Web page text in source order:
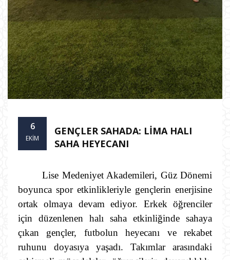
6
EKIM
GENÇLER SAHADA: LİMA HALI
SAHA HEYECANI
Lise Medeniyet Akademileri, Güz Dönemi
boyunca spor etkinlikleriyle gençlerin enerjisine
ortak olmaya devam ediyor. Erkek öğrenciler
için düzenlenen halı saha etkinliğinde sahaya
çıkan gençler, futbolun heyecanı ve rekabet
ruhunu doyasıya yaşadı. Takımlar arasındaki